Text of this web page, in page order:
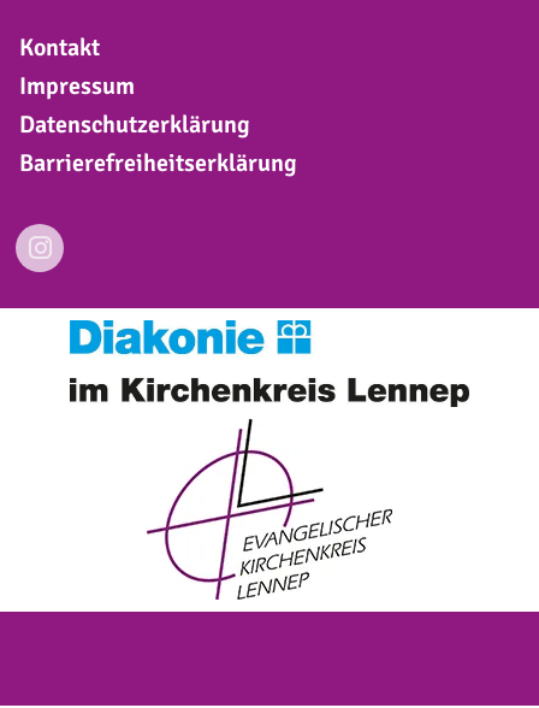
Kontakt
Impressum
Datenschutzerklärung
Barrierefreiheitserklärung